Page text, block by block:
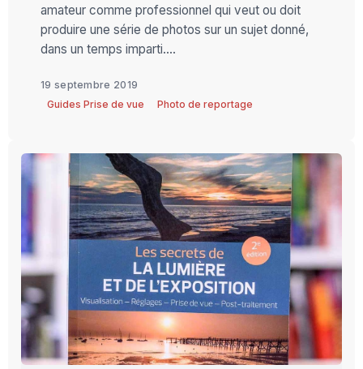
amateur comme professionnel qui veut ou doit
produire une série de photos sur un sujet donné,
dans un temps imparti....
19 septembre 2019
Guides Prise de vue
Photo de reportage